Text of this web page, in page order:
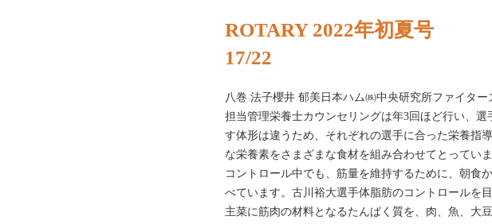
ROTARY 2022年初夏号
17/22
八巻 法子櫻井 郁美日本ハム㈱中央研究所ファイター
担当管理栄養士カウンセリングは年3回ほど行い、選
す体形は違うため、それぞれの選手に合った栄養指
な栄養素をさまざまな食材を組み合わせてとってい
コントロール中でも、筋量を維持するために、朝食
べています。古川裕大選手体脂肪のコントロールを
主菜に筋肉の材料となるたんぱく質を、肉、魚、大